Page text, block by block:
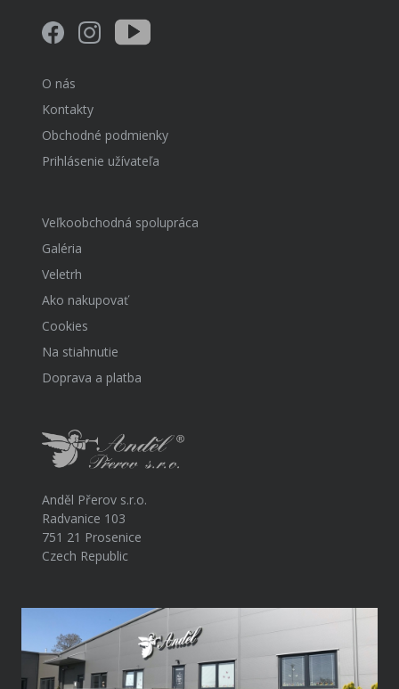
O nás
Kontakty
Obchodné podmienky
Prihlásenie užívateľa
Veľkoobchodná spolupráca
Galéria
Veletrh
Ako nakupovať
Cookies
Na stiahnutie
Doprava a platba
Anděl Přerov s.r.o.
Radvanice 103
751 21 Prosenice
Czech Republic